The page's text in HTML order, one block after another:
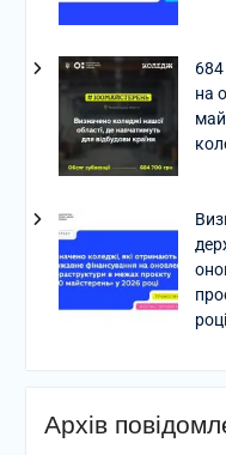
на
році
Архів